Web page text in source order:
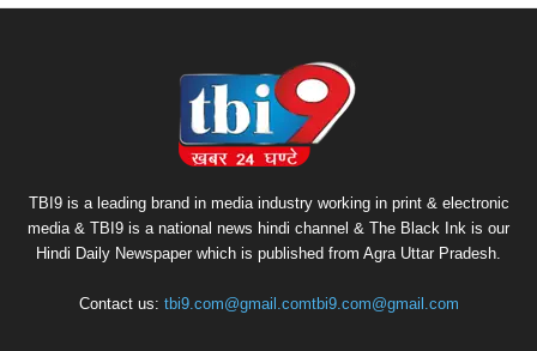
TBI9 is a leading brand in media industry working in print & electronic
media & TBI9 is a national news hindi channel & The Black Ink is our
Hindi Daily Newspaper which is published from Agra Uttar Pradesh.
Contact us: tbi9.com@gmail.comtbi9.com@gmail.com